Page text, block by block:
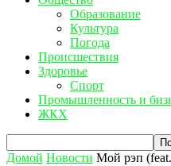
Образование
Культура
Погода
Происшествия
Здоровье
Спорт
Промышленность и
ЖКХ
Домой Новости Мой рэп